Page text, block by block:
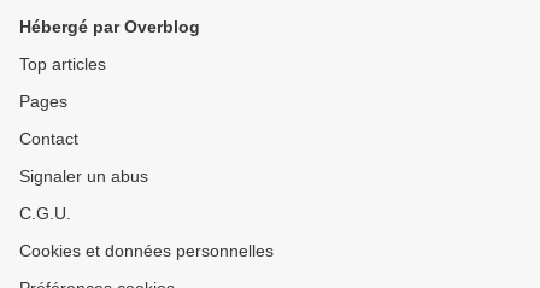
Hébergé par Overblog
Top articles
Pages
Contact
Signaler un abus
C.G.U.
Cookies et données personnelles